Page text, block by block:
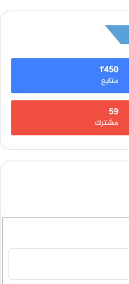
1٬450
متابع
59
مشترك